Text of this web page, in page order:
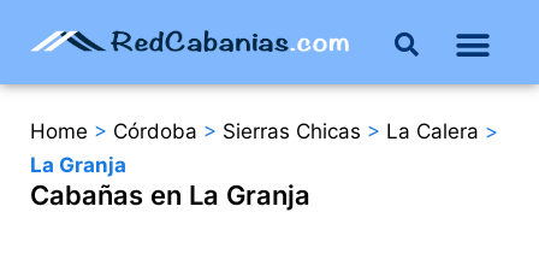
Home > Córdoba > Sierras Chicas > La Calera >
La Granja
Cabañas en La Granja